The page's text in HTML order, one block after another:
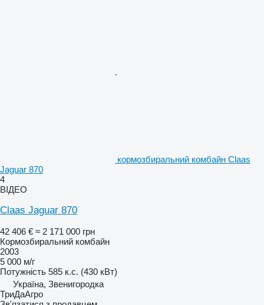
кормозбиральний комбайн Claas
Jaguar 870
4
ВІДЕО
Claas Jaguar 870
42 406 € ≈ 2 171 000 грн
Кормозбиральний комбайн
2003
5 000 м/г
Потужність 585 к.с. (430 кВт)
Україна, Звенигородка
ТриДаАгро